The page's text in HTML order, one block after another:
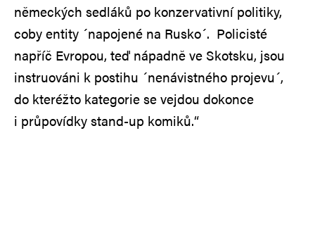
německých sedláků po konzervativní politiky,
coby entity ´napojené na Rusko´. Policisté
napříč Evropou, teď nápadně ve Skotsku, jsou
instruováni k postihu ´nenávistného projevu´,
do kteréžto kategorie se vejdou dokonce
i průpovídky stand-up komiků.“